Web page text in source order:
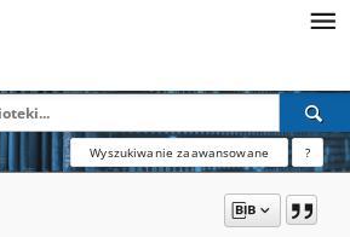
Wyszukiwanie zaawansowane ?